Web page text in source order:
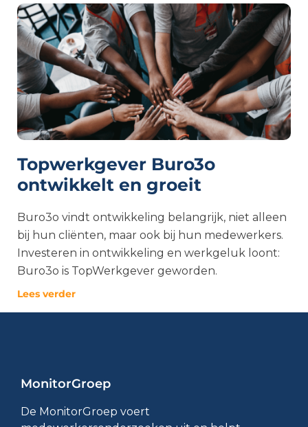
Topwerkgever Buro3o
ontwikkelt en groeit
Buro3o vindt ontwikkeling belangrijk, niet alleen
bij hun cliënten, maar ook bij hun medewerkers.
Investeren in ontwikkeling en werkgeluk loont:
Buro3o is TopWerkgever geworden.
Lees verder
MonitorGroep
De MonitorGroep voert